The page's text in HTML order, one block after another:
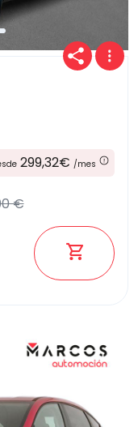
299,32€ /mes
€